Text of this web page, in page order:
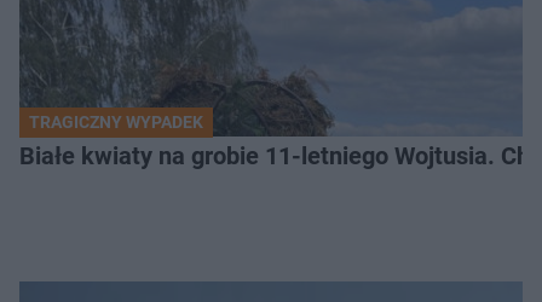
TRAGICZNY WYPADEK
Białe kwiaty na grobie 11-letniego Wojtusia.